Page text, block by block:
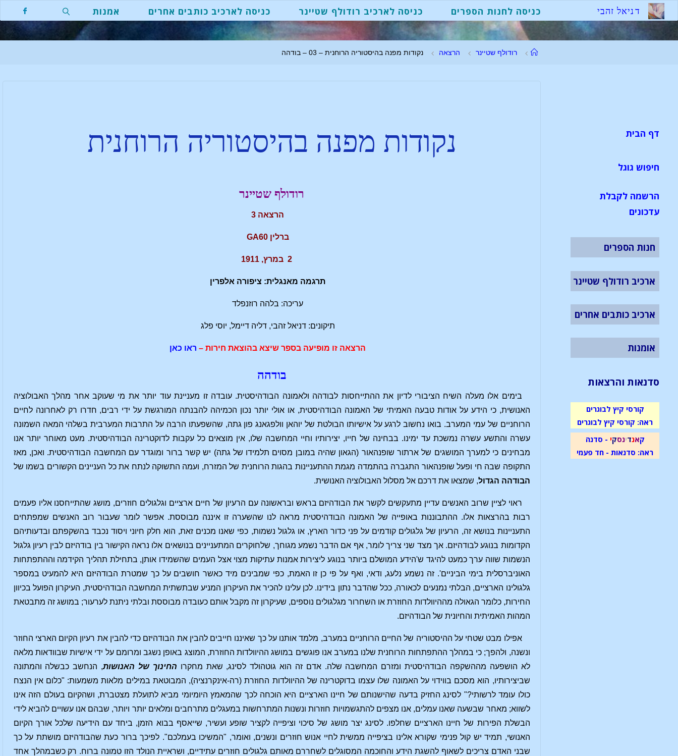
דניאל זהבי כניסה לחנות הספרים כניסה לארכיב רודולף שטיינר כניסה לארכיב כותבים אחרים אמנות
רודולף שטיינר הרצאה נקודות מפנה בהיסטוריה הרוחנית – 03 – בודהה
נקודות מפנה בהיסטוריה הרוחנית
רודולף שטיינר
הרצאה 3
ברלין GA60
תרגמה מאנגלית: ציפורה אלפרין
עריכה: בלהה רוזנפלד
תיקונים: דניאל זהבי, דליה דיימל, יוסי פלג
הרצאה זו מופיעה בספר שיצא בהוצאת חירות – ראו כאן
בודהה
בימים אלו מעלה השיח הציבורי לדיון את ההתייחסות לבודהה ולאמונה הבודהיסטית. עובדה זו מעניינת עוד יותר את מי שעוקב אחר מהלך האבולוציה
האנושית, כי הידע על אודות טבעה האמיתי של האמונה הבודהיסטית, או אולי יותר נכון הכמיהה להבנתה המורגשת על ידי רבים, חדרו רק לאחרונה לחיים
הרוחניים של עמי המערב. בואו נחשוב לרגע על אישיותו הבולטת של יוהאן וולפגאנג פון גתה, שהשפעתו הרבה על התרבות המערבית בשלהי המאה השמונה
עשרה והתשע עשרה נמשכת עד ימינו. בבחינה של חייו, יצירותיו וחיי המחשבה שלו, אין מוצאים כל עקבות לדוקטרינה הבודהיסטית. מעט מאוחר יותר אנו
מבחינים כי למערך המושגים של ארתור שופנהאור (הגאון שהיה במובן מסוים תלמידו של גתה) יש קשר ברור ומוגדר עם המחשבה הבודהיסטית. ואכן, מאז
התקופה שבה חי ופעל שופנהאור התגברה בהתמדה מגמת ההתעניינות בהגות הרוחנית של המזרח, ועמה התשוקה לנתח את כל העניינים הקשורים בשמו של
הבודהה הגדול, שמצאו את דרכם אל מסלול האבולוציה האנושית.
ראוי לציין שרוב האנשים עדיין מתעקשים לקשר את הבודהיזם בראש ובראשונה עם הרעיון של חיים ארציים וגלגולים חוזרים, מושג שהתייחסנו אליו פעמים
רבות בהרצאות אלו. ההתבוננות באופייה של האמונה הבודהיסטית מראה לנו שהשערה זו איננה מבוססת. אפשר לומר שעבור רוב האנשים שמפתחים
התעניינות בנושא זה, הרעיון של גלגולים קודמים על פני כדור הארץ, או גלגול נשמות, כפי שאנו מכנים זאת, הוא חלק חיוני ויסוד נכבד בהשקפתם ובדעותיהם
הקדומות בנוגע לבודהיזם. אך מצד שני צריך לומר, אף אם הדבר נשמע מגוחך, שלחוקרים המתעניינים בנושאים אלו נראה הקישור בין בודהיזם לבין רעיון גלגול
הנשמות שווה ערך כמעט להיגד ש'הידע המושלם ביותר בנוגע ליצירות אמנות עתיקות מצוי אצל העמים שהשמידו אותן, בתחילת תהליך הקידמה וההתפתחות
האוניברסלית בימי הביניים'. זה נשמע נלעג, ודאי, ואף על פי כן זו האמת, כפי שמבינים מיד כאשר חושבים על כך שמטרת הבודהיזם היא להמעיט במספר
גלגולינו הארציים, הבלתי נמנעים לכאורה, ככל שהדבר נתון בידינו. לכן עלינו להכיר את העיקרון המניע שבתשתית המחשבה הבודהיסטית, העיקרון הפועל בכיוון
החירות, כלומר הגאולה מההיוולדות החוזרת או השחרור מגלגולים נוספים, שעיקרון זה מקבל אותם כעובדה מבוססת ובלתי ניתנת לערעור; במושג זה מתבטאת
המהות האמיתית והחיונית של הבודהיזם.
אפילו מבט שטחי על ההיסטוריה של החיים הרוחניים במערב, מלמד אותנו על כך שאיננו חייבים להבין את הבודהיזם כדי להבין את רעיון הקיום הארצי החוזר
ונשנה, ולהפך; כי במהלך ההתפתחות הרוחנית שלנו במערב אנו פוגשים במושג ההיוולדות החוזרת, המוצג באופן נשגב ומרומם על ידי אישיות שבוודאות מלאה
לא הושפעה מההשקפה הבודהיסטית ומזרם המחשבה שלה. אדם זה הוא גוטהולד לסינג, שאת מחקרו החינוך של האנושות, הנחשב כבשלה והמתונה
שביצירותיו, הוא מסכם בווידוי על האמונה שלו עצמו בדוקטרינה של ההיוולדות החוזרת (רה-אינקרנציה), המבוטאת במילים מלאות משמעות: "כלום אין הנצח
כולו עומד לרשותי?" לסינג החזיק בדעה שהישנותם של חיינו הארציים היא הוכחה לכך שהמאמץ היומיומי מביא לתועלת מצטברת, ושהקיום בעולם הזה אינו
לשווא; מאחר שבשעה שאנו עמלים, אנו מצפים להתגשמויות חוזרות ונשנות המתרחשות במעגלים מתרחבים ומלאים יותר ויותר, שבהם אנו עשויים להביא לידי
הבשלת הפירות של חיינו הארציים שחלפו. לסינג יצר מושג של סיכוי וציפייה לקציר שופע ועשיר, שייאסף בבוא הזמן, ביחד עם הידיעה שלכל אורך הקיום
האנושי, תמיד יש קול פנימי שקורא אלינו בציפייה ממשית לחיי אנוש חוזרים ונשנים, ואומר, "המשיכו בעמלכם". לפיכך ברור כעת שהבודהיזם מושתת על כך
שבני האדם צריכים לשאוף להשגת הידע והחוכמה המסוגלים לשחררם מאותם גלגולים חוזרים עתידיים, ושראיית הנולד הזו טמונה ברוח. רק כשבמהלך אחד
דף הבית
חיפוש גוגל
הרשמה לקבלת
עדכונים
חנות הספרים
ארכיב רודולף שטיינר
ארכיב כותבים אחרים
אומנות
סדנאות והרצאות
קורסי קיץ לבוגרים
ראה: קורסי קיץ לבוגרים
קאנדינסקי - סדנה
ראה: סדנאות - חד פעמי